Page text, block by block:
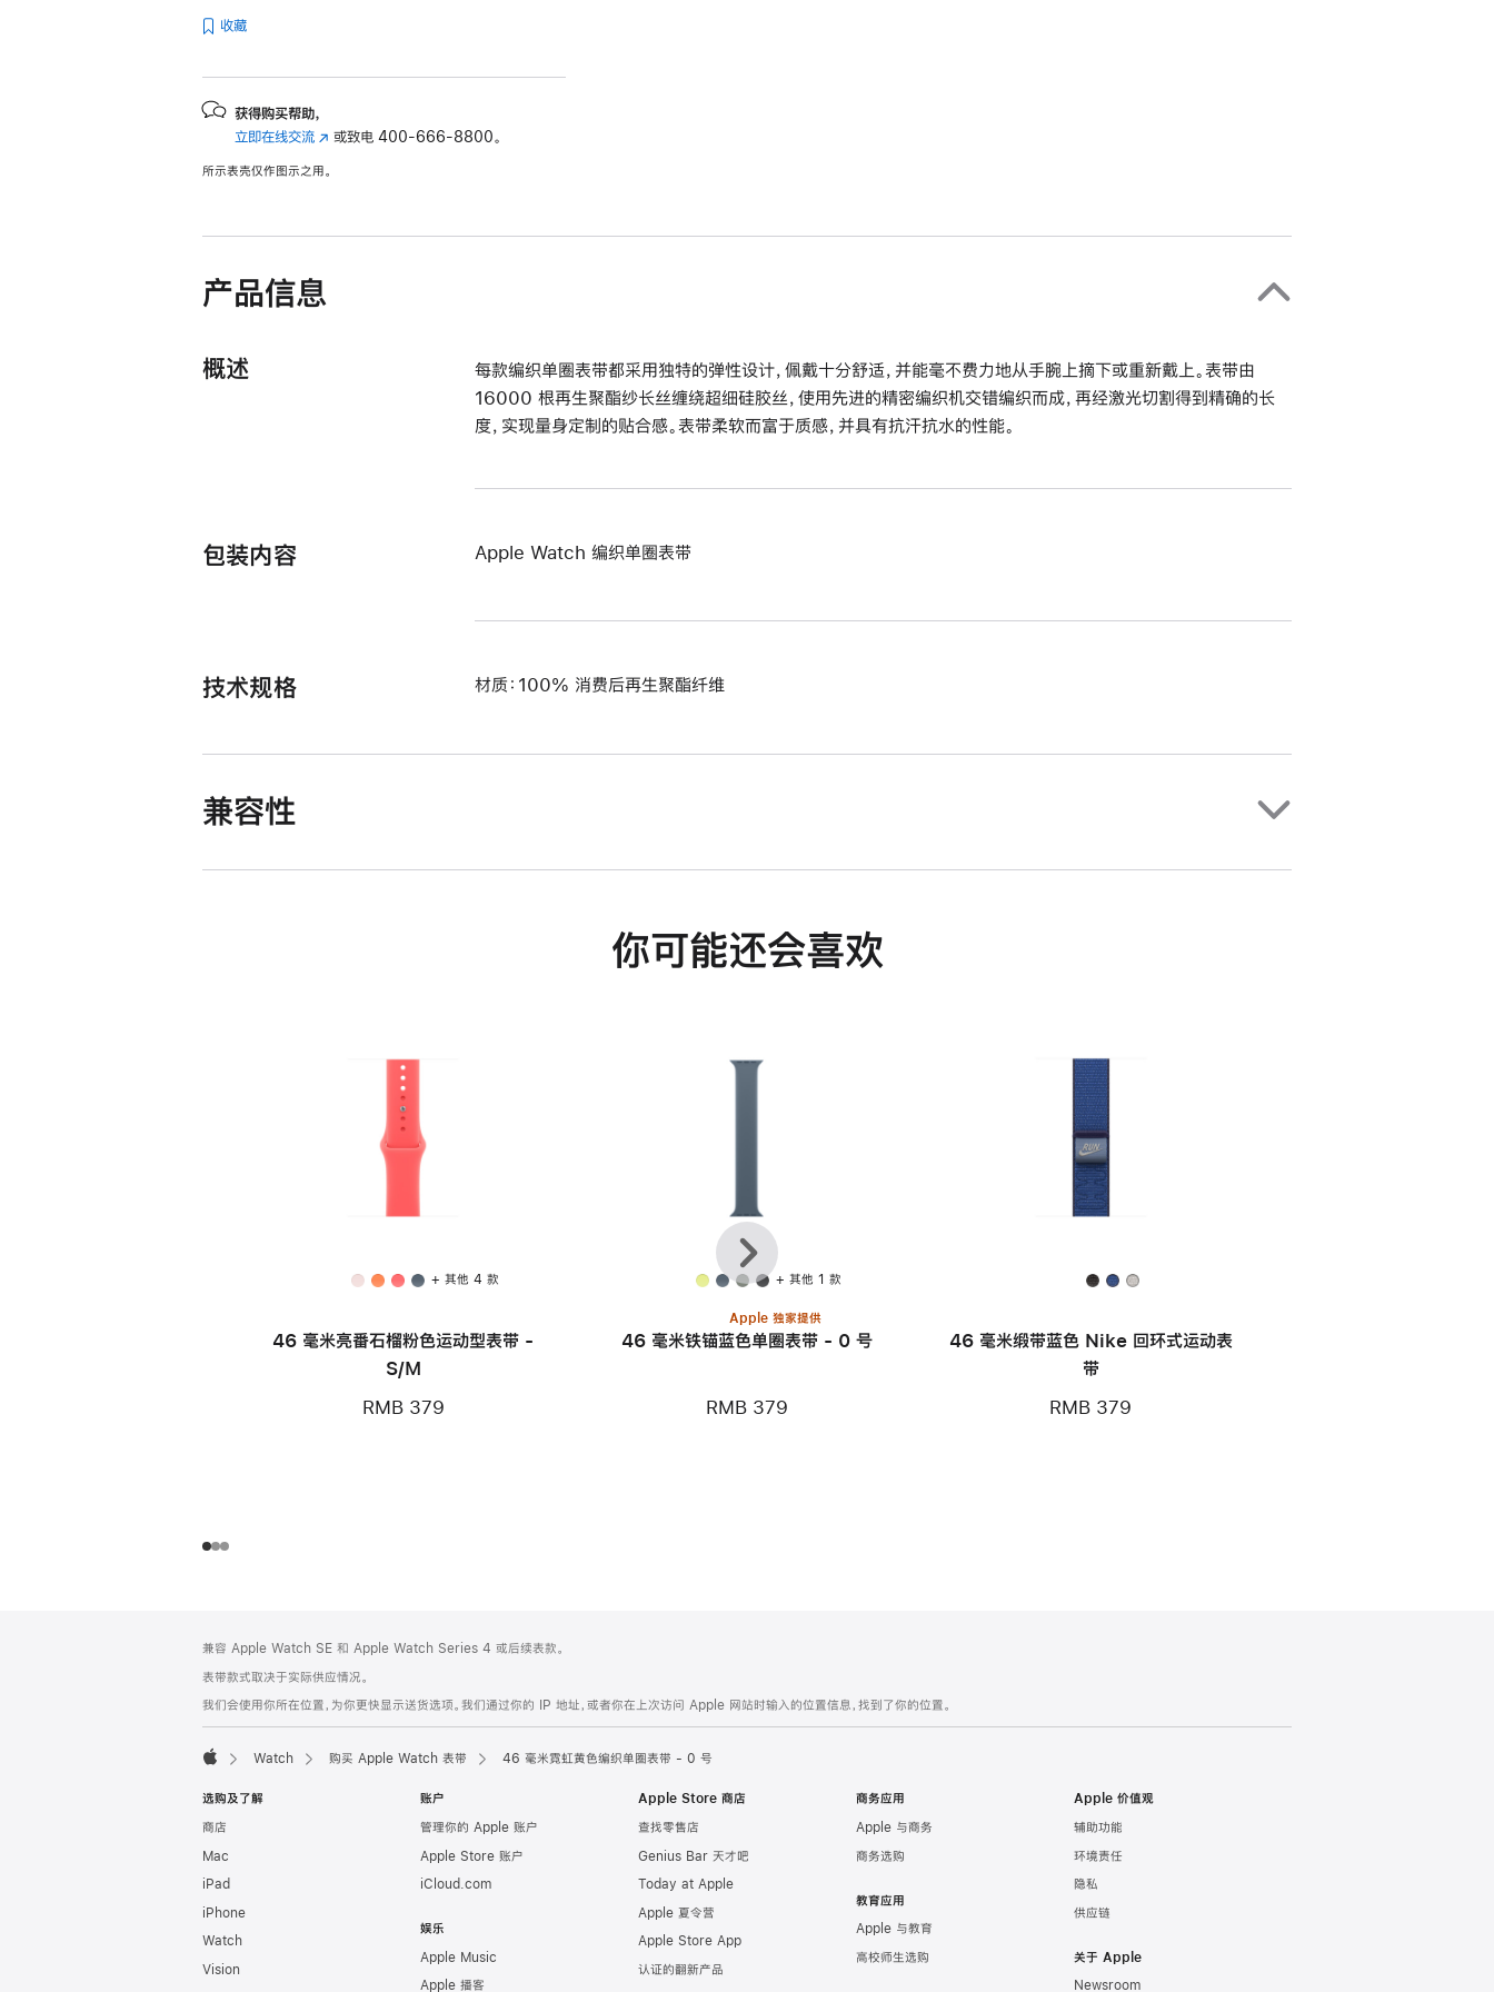
收藏
获得购买帮助，
立即在线交流 (在 或致电400-666-8800。
所示表壳仅作图示之用。
产品信息
概述
每款编织单圈表带都采用独特的弹性设计，佩戴十分舒适，并能毫不费力地从手腕上摘下或重新戴上。表带由
16000 根再生聚酯纱长丝缠绕超细硅胶丝，使用先进的精密编织机交错编织而成，再经激光切割得到精确的长
度，实现量身定制的贴合感。表带柔软而富于质感，并具有抗汗抗水的性能。
包装内容 Apple Watch 编织单圈表带
技术规格 材质：100% 消费后再生聚酯纤维
兼容性
你可能还会喜欢
+ 其他 4 款
46 毫米亮番石榴粉色运动型表带 -
S/M
RMB 379
+ 其他 1 款
Apple 独家提供
46 毫米铁锚蓝色单圈表带 - 0 号
RMB 379
46 毫米缎带蓝色 Nike 回环式运动表
带
RMB 379
上
一
个
下
一
个
页
页
脚
注
兼容 Apple Watch SE 和 Apple Watch Series 4 或后续表款。
表带款式取决于实际供应情况。
我们会使用你所在位置，为你更快显示送货选项。我们通过你的 IP 地址，或者你在上次访问 Apple 网站时输入的位置信息，找到了你的位置。
Watch 购买 Apple Watch 表带 46 毫米霓虹黄色编织单圈表带 - 0 号
选购及了解
商店
Mac
iPad
iPhone
Watch
Vision
账户
管理你的 Apple 账户
Apple Store 账户
iCloud.com
娱乐
Apple Music
Apple 播客
Apple Store 商店
查找零售店
Genius Bar 天才吧
Today at Apple
Apple 夏令营
Apple Store App
认证的翻新产品
商务应用
Apple 与商务
商务选购
教育应用
Apple 与教育
高校师生选购
Apple 价值观
辅助功能
环境责任
隐私
供应链
关于 Apple
Newsroom